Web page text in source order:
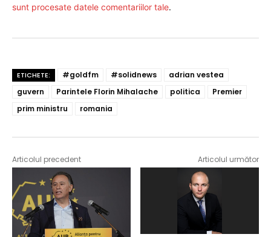
sunt procesate datele comentariilor tale.
ETICHETE: #goldfm #solidnews
adrian vestea
guvern
Parintele Florin Mihalache politica
Premier
prim ministru
romania
Articolul precedent Articolul următor